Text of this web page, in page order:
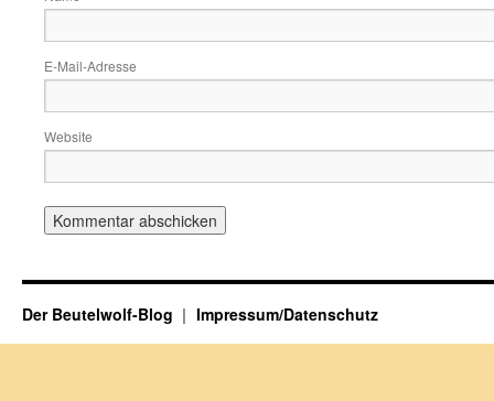
E-Mail-Adresse
Website
Der Beutelwolf-Blog Impressum/Datenschutz